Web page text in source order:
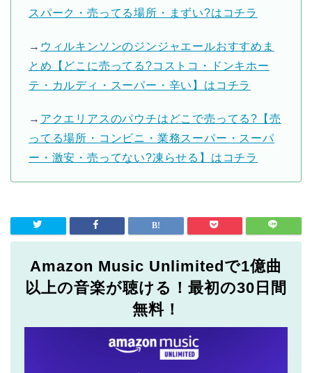
スパーク・売ってる場所・まずい?はコチラ
→ ウィルキンソンのジンジャエールおすすめま
とめ【どこに売ってる?コストコ・ドンキホー
テ・カルディ・スーパー・辛い】はコチラ
→ アクエリアスのパウチはどこで売ってる?【売
ってる場所・コンビニ・業務スーパー・スーパ
ー・激安・売ってない?凍らせる】はコチラ
Amazon Music Unlimitedで1億曲
以上の音楽が聴ける！最初の30日間
無料！